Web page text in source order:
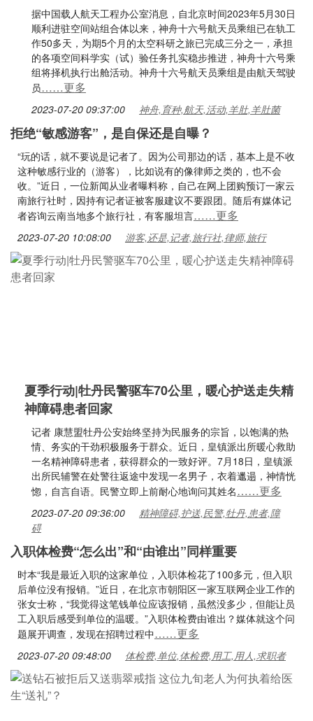
据中国载人航天工程办公室消息，自北京时间2023年5月30日
顺利进驻空间站组合体以来，神舟十六号航天员乘组已在轨工
作50多天，为期5个月的太空科研之旅已完成三分之一，承担
的各项空间科学实（试）验任务扎实稳步推进，神舟十六号乘
组将择机执行出舱活动。神舟十六号航天员乘组是由航天驾驶
员……更多
2023-07-20 09:37:00 神舟,育种,航天,活动,羊肚,羊肚菌
拒绝“敏感游客”，是自保还是自曝？
“玩的话，就不要说是记者了。因为公司那边的话，基本上是不收
这种敏感行业的（游客），比如说有的像律师之类的，也不会
收。”近日，一位新闻从业者曝料称，自己在网上团购预订一家云
南旅行社时，因持有记者证被客服建议不要跟团。随后有媒体记
者咨询云南当地多个旅行社，有客服坦言……更多
2023-07-20 10:08:00 游客,还是,记者,旅行社,律师,旅行
夏季行动|牡丹民警驱车70公里，暖心护送走失精
神障碍患者回家
记者 康慧盟牡丹公安始终坚持为民服务的宗旨，以饱满的热
情、务实的干劲积极服务于群众。近日，皇镇派出所暖心救助
一名精神障碍患者，获得群众的一致好评。7月18日，皇镇派
出所民辅警在处警往返途中发现一名男子，衣着邋遢，神情恍
惚，自言自语。民警立即上前耐心地询问其姓名……更多
2023-07-20 09:36:00
精神障碍,护送,民警,牡丹,患者,障
碍
入职体检费“怎么出”和“由谁出”同样重要
时本“我是最近入职的这家单位，入职体检花了100多元，但入职
后单位没有报销。”近日，在北京市朝阳区一家互联网企业工作的
张女士称，“我觉得这笔钱单位应该报销，虽然没多少，但能让员
工入职后感受到单位的温暖。”入职体检费由谁出？媒体就这个问
题展开调查，发现在招聘过程中……更多
2023-07-20 09:48:00 体检费,单位,体检费,用工,用人,求职者